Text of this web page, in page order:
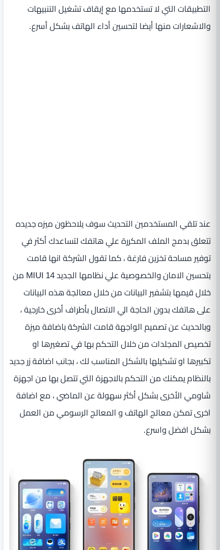
التطبيقات التي لا تستخدمها مع إيقاف تشغيل التنبيهات
والاشعارات منها أيضا لتحسين أداء الهاتف بشكل أسرع.
عند تلقي المستخدمين التحديث سوف يلاحظون ميزه جديده
تتعلق بدمج الملف المكررة علي هاتفك لتساعدك أكثر في
توفير مساحة تخزين فارغة ، كما تقول الشركة انها قامت
بتحسين الامان والخصوصية علي نظامها الجديد MIUI 14 من
خلال قيمها بتشفير البيانات من خلال معالجة هذه البيانات
على هاتفك بدون الحاجة الي الاتصال بأطراف أخرى خارجية ،
وبالحديث عن تصميم الواجهة قامت الشركة باضافة ميزة
تخصيص المجلدات من خلال التحكم بها في تصغيرها او
تكبيرها او تشكيلها بالشكل المناسب لك ، بجانب اضافة زر جديد
بالنظام يمكنك من التحكم بالاجهزة التي تتصل بها من اجهزة
شاومي الأخرى بشكل أكثر سهولة عن الماضي ، مع اضافة
اخرى تمكن معالج الهاتف و المعالج الرسومي من العمل
بشكل افضل واسرع.